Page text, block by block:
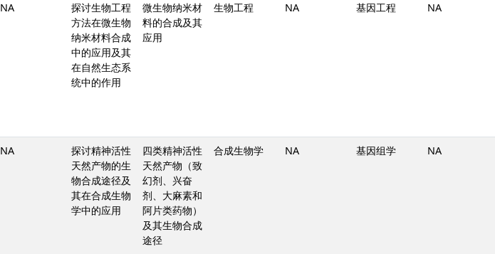
NA
探讨生物工程
方法在微生物
纳米材料合成
中的应用及其
在自然生态系
统中的作用
微生物纳米材
料的合成及其
应用
生物工程 NA 基因工程 NA
NA
探讨精神活性
天然产物的生
物合成途径及
其在合成生物
学中的应用
四类精神活性
天然产物（致
幻剂、兴奋
剂、大麻素和
阿片类药物）
及其生物合成
途径
合成生物学 NA 基因组学 NA